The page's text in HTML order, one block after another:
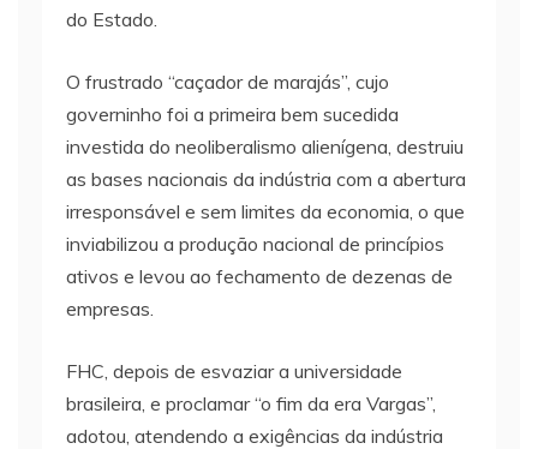
do Estado.
O frustrado “caçador de marajás”, cujo
governinho foi a primeira bem sucedida
investida do neoliberalismo alienígena, destruiu
as bases nacionais da indústria com a abertura
irresponsável e sem limites da economia, o que
inviabilizou a produção nacional de princípios
ativos e levou ao fechamento de dezenas de
empresas.
FHC, depois de esvaziar a universidade
brasileira, e proclamar “o fim da era Vargas”,
adotou, atendendo a exigências da indústria